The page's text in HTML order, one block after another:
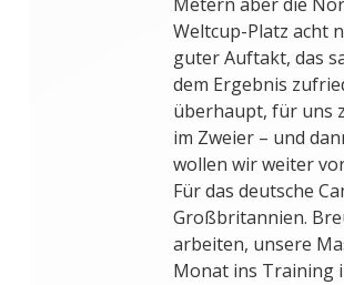
Weltcup-Platz acht
guter Auftakt, das
dem Ergebnis
überhaupt, für uns
im Zweier – und
wollen wir weiter
Für das deutsche
Großbritannien.
arbeiten, unsere
Monat ins Training